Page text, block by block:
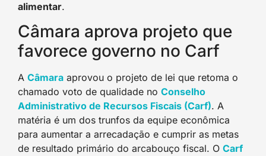
alimentar.
Câmara aprova projeto que
favorece governo no Carf
A Câmara aprovou o projeto de lei que retoma o
chamado voto de qualidade no Conselho
Administrativo de Recursos Fiscais (Carf). A
matéria é um dos trunfos da equipe econômica
para aumentar a arrecadação e cumprir as metas
de resultado primário do arcabouço fiscal. O Carf